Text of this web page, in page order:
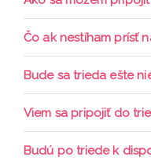
Pripojenie do online
prihlásiť do triedy.
Čo ak nestíham prísť
Každá trieda sa
Bude sa trieda ešte
Triedy sa priebežne
Viem sa pripojiť do
Áno, pripojenie do
Budú po triede k